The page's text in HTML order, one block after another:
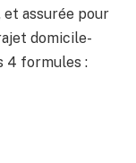
et assurée pour
domicile-
4 formules :